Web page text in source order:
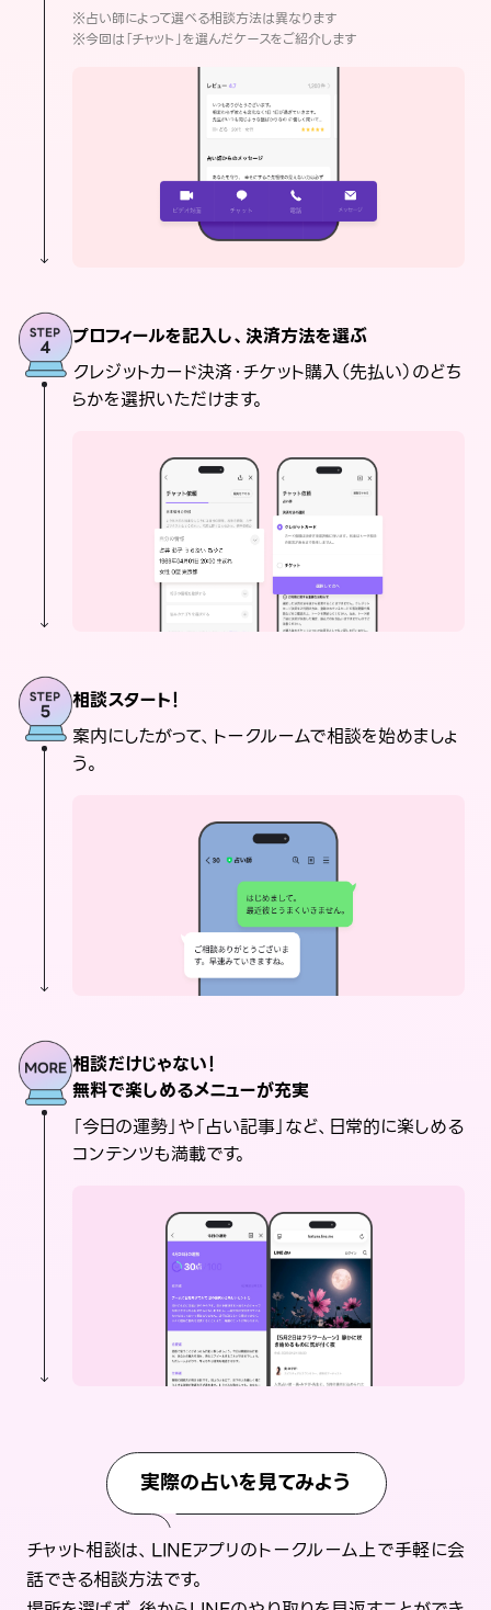
※占い師によって選べる相談方法は異なります
※今回は「チャット」を選んだケースをご紹介します
プロフィールを記入し、決済方法を選ぶ
クレジットカード決済・チケット購入（先払い）のどち
らかを選択いただけます。
相談スタート！
案内にしたがって、トークルームで相談を始めましょ
う。
相談だけじゃない！
無料で楽しめるメニューが充実
「今日の運勢」や「占い記事」など、日常的に楽しめる
コンテンツも満載です。
実際の占いを見てみよう
チャット相談は、LINEアプリのトークルーム上で手軽に会
話できる相談方法です。